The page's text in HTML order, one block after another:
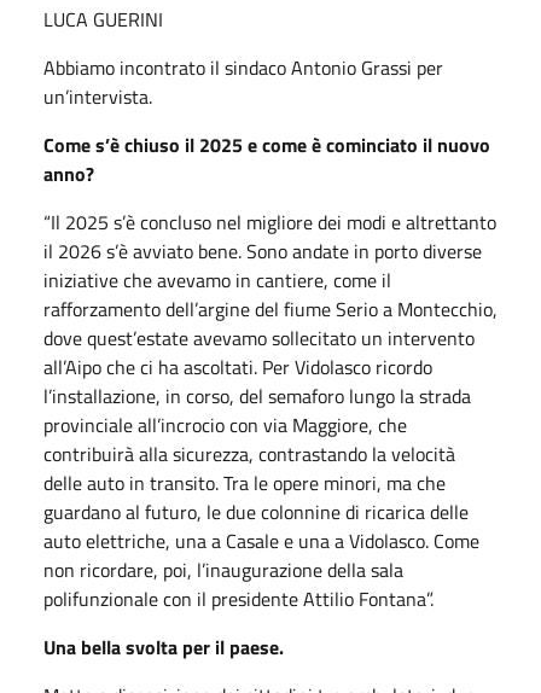
LUCA GUERINI
Abbiamo incontrato il sindaco Antonio Grassi per
un’intervista.
Come s’è chiuso il 2025 e come è cominciato il nuovo
anno?
“Il 2025 s’è concluso nel migliore dei modi e altrettanto
il 2026 s’è avviato bene. Sono andate in porto diverse
iniziative che avevamo in cantiere, come il
rafforzamento dell’argine del fiume Serio a Montecchio,
dove quest’estate avevamo sollecitato un intervento
all’Aipo che ci ha ascoltati. Per Vidolasco ricordo
l’installazione, in corso, del semaforo lungo la strada
provinciale all’incrocio con via Maggiore, che
contribuirà alla sicurezza, contrastando la velocità
delle auto in transito. Tra le opere minori, ma che
guardano al futuro, le due colonnine di ricarica delle
auto elettriche, una a Casale e una a Vidolasco. Come
non ricordare, poi, l’inaugurazione della sala
polifunzionale con il presidente Attilio Fontana”.
Una bella svolta per il paese.